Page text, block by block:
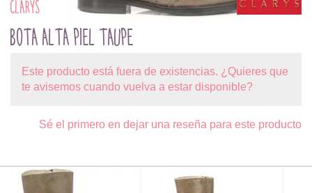
CLARYS
BOTA ALTA PIEL TAUPE
Este producto está fuera de existencias. ¿Quieres que
te avisemos cuando vuelva a estar disponible?
Sé el primero en dejar una reseña para este producto